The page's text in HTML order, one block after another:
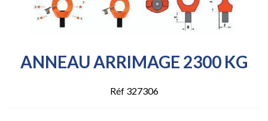
ANNEAU ARRIMAGE 2300 KG
Réf 327306